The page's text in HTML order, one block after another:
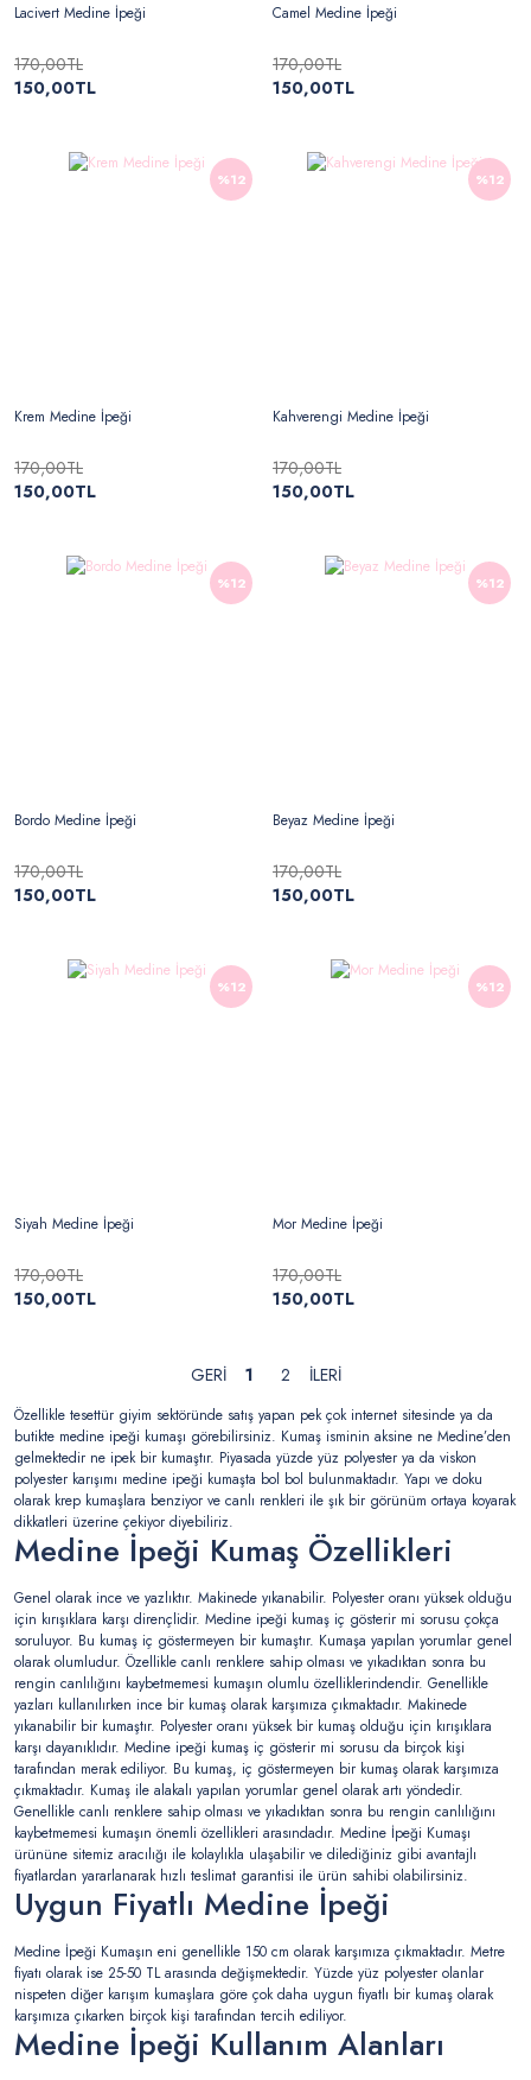
Lacivert Medine İpeği
170,00TL
150,00TL
Camel Medine İpeği
170,00TL
150,00TL
%12
Krem Medine İpeği
170,00TL
150,00TL
%12
Kahverengi Medine İpeği
170,00TL
150,00TL
%12
Bordo Medine İpeği
170,00TL
150,00TL
%12
Beyaz Medine İpeği
170,00TL
150,00TL
%12
Siyah Medine İpeği
170,00TL
150,00TL
%12
Mor Medine İpeği
170,00TL
150,00TL
1 2
Özellikle tesettür giyim sektöründe satış yapan pek çok internet sitesinde ya da
butikte medine ipeği kumaşı görebilirsiniz. Kumaş isminin aksine ne Medine’den
gelmektedir ne ipek bir kumaştır. Piyasada yüzde yüz polyester ya da viskon
polyester karışımı medine ipeği kumaşta bol bol bulunmaktadır. Yapı ve doku
olarak krep kumaşlara benziyor ve canlı renkleri ile şık bir görünüm ortaya koyarak
dikkatleri üzerine çekiyor diyebiliriz.
Medine İpeği Kumaş Özellikleri
Genel olarak ince ve yazlıktır. Makinede yıkanabilir. Polyester oranı yüksek olduğu
için kırışıklara karşı dirençlidir. Medine ipeği kumaş iç gösterir mi sorusu çokça
soruluyor. Bu kumaş iç göstermeyen bir kumaştır. Kumaşa yapılan yorumlar genel
olarak olumludur. Özellikle canlı renklere sahip olması ve yıkadıktan sonra bu
rengin canlılığını kaybetmemesi kumaşın olumlu özelliklerindendir. Genellikle
yazları kullanılırken ince bir kumaş olarak karşımıza çıkmaktadır. Makinede
yıkanabilir bir kumaştır. Polyester oranı yüksek bir kumaş olduğu için kırışıklara
karşı dayanıklıdır. Medine ipeği kumaş iç gösterir mi sorusu da birçok kişi
tarafından merak ediliyor. Bu kumaş, iç göstermeyen bir kumaş olarak karşımıza
çıkmaktadır. Kumaş ile alakalı yapılan yorumlar genel olarak artı yöndedir.
Genellikle canlı renklere sahip olması ve yıkadıktan sonra bu rengin canlılığını
kaybetmemesi kumaşın önemli özellikleri arasındadır. Medine İpeği Kumaşı
ürününe sitemiz aracılığı ile kolaylıkla ulaşabilir ve dilediğiniz gibi avantajlı
fiyatlardan yararlanarak hızlı teslimat garantisi ile ürün sahibi olabilirsiniz.
Uygun Fiyatlı Medine İpeği
Medine İpeği Kumaşın eni genellikle 150 cm olarak karşımıza çıkmaktadır. Metre
fiyatı olarak ise 25-50 TL arasında değişmektedir. Yüzde yüz polyester olanlar
nispeten diğer karışım kumaşlara göre çok daha uygun fiyatlı bir kumaş olarak
karşımıza çıkarken birçok kişi tarafından tercih ediliyor.
Medine İpeği Kullanım Alanları